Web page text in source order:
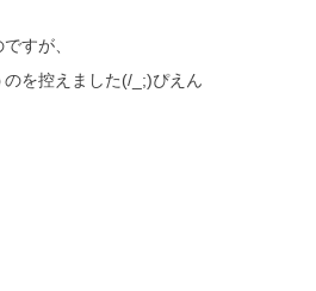
すが、
を控えました(/_;)ぴえん